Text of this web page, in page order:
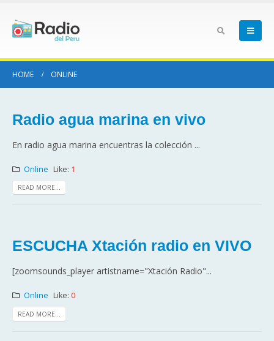
HOME ONLINE
Radio agua marina en vivo
En radio agua marina encuentras la colección ...
Online Like: 1
READ MORE...
ESCUCHA Xtación radio en VIVO
[zoomsounds_player artistname="Xtación Radio"...
Online Like: 0
READ MORE...